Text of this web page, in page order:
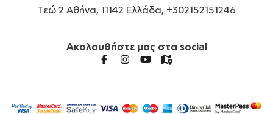
Τεώ 2 Αθήνα, 11142 Ελλάδα, +302152151246
Ακολουθήστε μας στα social